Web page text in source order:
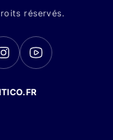
réservés.